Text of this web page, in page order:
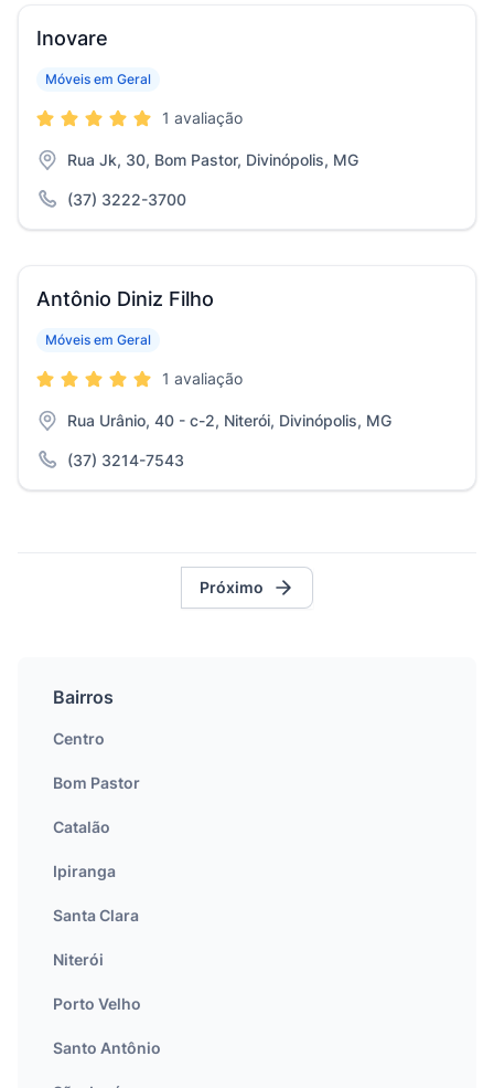
Inovare
Móveis em Geral
1 avaliação
Rua Jk, 30, Bom Pastor, Divinópolis, MG
(37) 3222-3700
Antônio Diniz Filho
Móveis em Geral
1 avaliação
Rua Urânio, 40 - c-2, Niterói, Divinópolis, MG
(37) 3214-7543
Próximo
Bairros
Centro
Bom Pastor
Catalão
Ipiranga
Santa Clara
Niterói
Porto Velho
Santo Antônio